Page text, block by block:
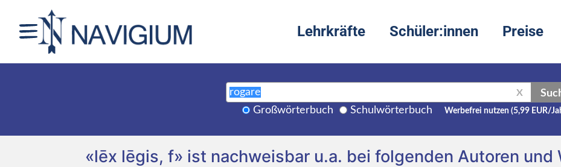
Lehrkräfte Schüler:innen Preise
X
Großwörterbuch Schulwörterbuch Werbefrei nutzen (5,99 EUR/
«lēx lēgis, f» ist nachweisbar u.a. bei folgenden Autoren und